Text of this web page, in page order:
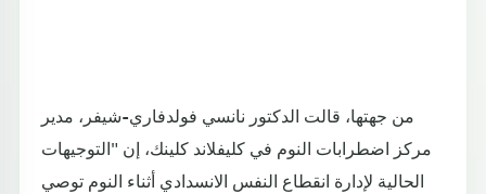
من جهتها، قالت الدكتور نانسي فولدفاري-شيفر، مدير
مركز اضطرابات النوم في كليفلاند كلينك، إن "التوجيهات
الحالية لإدارة انقطاع النفس الانسدادي أثناء النوم توصي